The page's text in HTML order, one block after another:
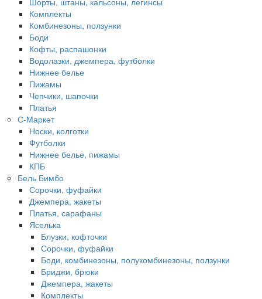
Комплекты
Комбинезоны, ползунки
Боди
Кофты, распашонки
Водолазки, джемпера, футболки
Нижнее белье
Пижамы
Чепчики, шапочки
Платья
С-Маркет
Носки, колготки
Футболки
Нижнее белье, пижамы
КПБ
Бель Бимбо
Сорочки, фуфайки
Джемпера, жакеты
Платья, сарафаны
Яселька
Блузки, кофточки
Сорочки, фуфайки
Боди, комбинезоны, полукомбинезоны, ползунки
Бриджи, брюки
Джемпера, жакеты
Комплекты